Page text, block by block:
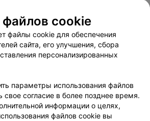
соглашение
Способы оплаты
Партнеры
руководителю 103.by
персональных данных
cookie
файлы cookie для обеспечения
сайта, его улучшения, сбора
персонализированных
параметры использования файлов
свое согласие в более позднее время.
информации о целях,
файлов cookie вы